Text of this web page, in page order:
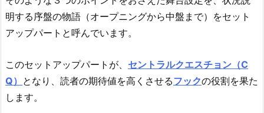
明する序盤の物語（オープニングから中盤まで）をセット
アップパートと呼んでいます。
このセットアップパートが、 セントラルクエスチョン（C
Q） となり、読者の期待値を高くさせるフックの役割を果た
します。